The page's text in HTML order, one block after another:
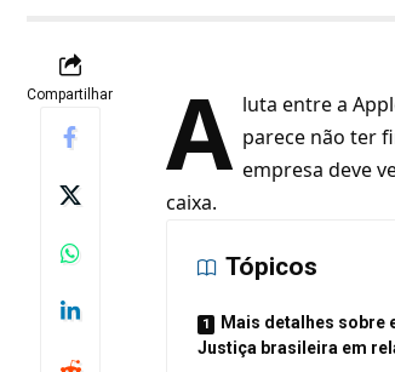
Compartilhar A luta entre a
parece não ter
empresa deve
caixa.
Tópicos
Mais detalhes sobre
Justiça brasileira em